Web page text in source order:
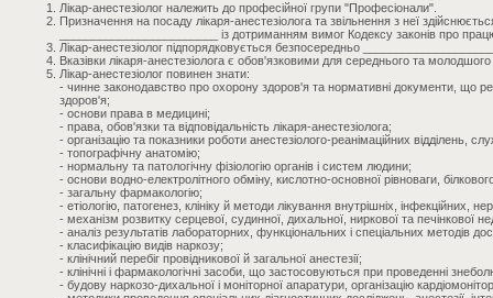
Лікар-анестезіолог належить до професійної групи "Професіонали".
Призначення на посаду лікаря-анестезіолога та звільнення з неї
________________________ із дотриманням вимог Кодексу законів про
Лікар-анестезіолог підпорядковується безпосередньо
Вказівки лікаря-анестезіолога є обов'язковими для середнього та
Лікар-анестезіолог повинен знати:
- чинне законодавство про охорону здоров'я та нормативні документи, що
здоров'я;
- основи права в медицині;
- права, обов'язки та відповідальність лікаря-анестезіолога;
- організацію та показники роботи анестезіолого-реанімаційних відділень,
- топографічну анатомію;
- нормальну та патологічну фізіологію органів і систем людини;
- основи водно-електролітного обміну, кислотно-основної рівноваги,
- загальну фармакологію;
- етіологію, патогенез, клініку й методи лікування внутрішніх, інфекційних,
- механізм розвитку серцевої, судинної, дихальної, ниркової та печінкової
- аналіз результатів лабораторних, функціональних і спеціальних методів
- класифікацію видів наркозу;
- клінічний перебіг провідникової й загальної анестезії;
- клінічні і фармакологічні засоби, що застосовуються при проведенні
- будову наркозо-дихальної і моніторної апаратури, організацію